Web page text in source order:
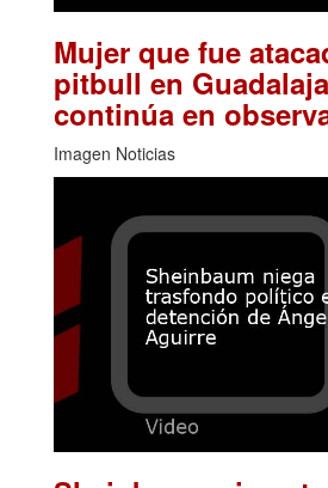
Mujer que fue
pitbull en
continúa en
Imagen Noticias